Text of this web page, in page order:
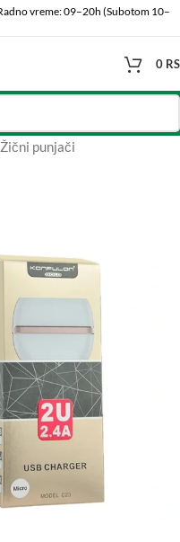
vreme: 09–20h (Subotom 10–
0
Žični punjači